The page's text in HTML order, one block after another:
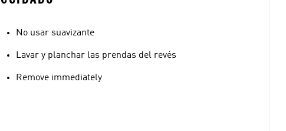
No usar suavizante
Lavar y planchar las prendas del revés
Remove immediately